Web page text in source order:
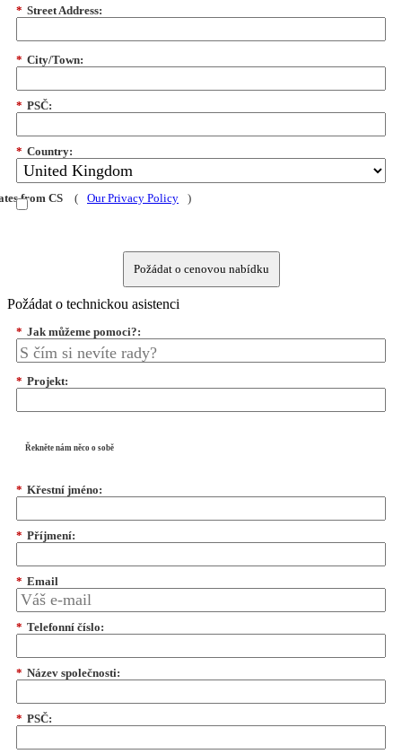
* Street Address:
* City/Town:
* PSČ:
* Country:
from CS ( Our Privacy Policy )
Požádat o cenovou nabídku
Požádat o technickou asistenci
* Jak můžeme pomoci?:
* Projekt:
Řekněte nám něco o sobě
* Křestní jméno:
* Příjmení:
* Email
* Telefonní číslo:
* Název společnosti:
* PSČ: